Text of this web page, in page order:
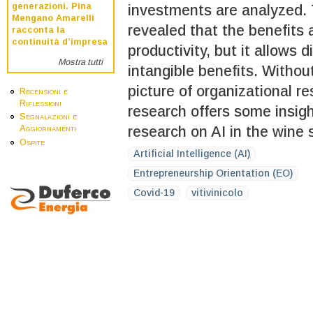
generazioni. Pina
Mengano Amarelli
racconta la
continuità d’impresa
Mostra tutti
Recensioni e
Riflessioni
Segnalazioni e
Aggiornamenti
Ospite
investments are
revealed that the benefits
productivity, but it allows
intangible benefits.
picture of organizational
research offers some
research on AI in the wine
Artificial Intelligence (AI)
Entrepreneurship Orientation (EO)
Covid-19
vitivinicolo